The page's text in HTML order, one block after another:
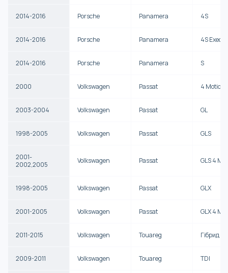
2014-2016 Porsche Panamera 4S
2014-2016 Porsche Panamera 4S
2014-2016 Porsche Panamera S
2000 Volkswagen Passat 4 Motion
2003-2004 Volkswagen Passat GL
1998-2005 Volkswagen Passat GLS
2001-
2002,2005
Volkswagen Passat GLS 4
1998-2005 Volkswagen Passat GLX
2001-2005 Volkswagen Passat GLX 4
2011-2015 Volkswagen Touareg Гібрид
2009-2011 Volkswagen Touareg TDI